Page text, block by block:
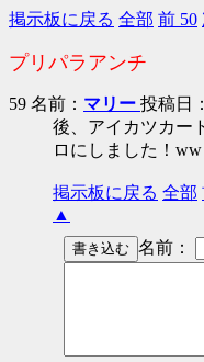
掲示板に戻る 全部 前 50
プリパラアンチ
59 名前： マリー 投稿日
後、アイカツカー
ロにしました！ww
掲示板に戻る 全部
▲
名前：